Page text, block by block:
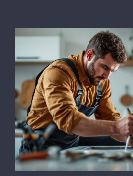
Ver
más
grande